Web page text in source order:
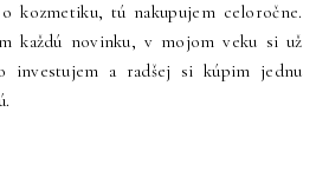
kozmetiku, tú nakupujem celoročne.
každú novinku, v mojom veku si už
investujem a radšej si kúpim jednu